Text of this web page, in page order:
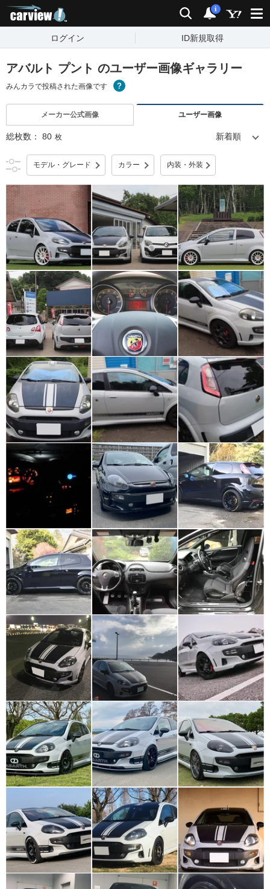
検索 通知
i
ログイン ID新規取得
アバルト プント のユーザー画像ギャラリー
みんカラで投稿された画像です
メーカー公式画像 ユーザー画像
総枚数： 80 枚
モデル・グレード カラー 内装・外装